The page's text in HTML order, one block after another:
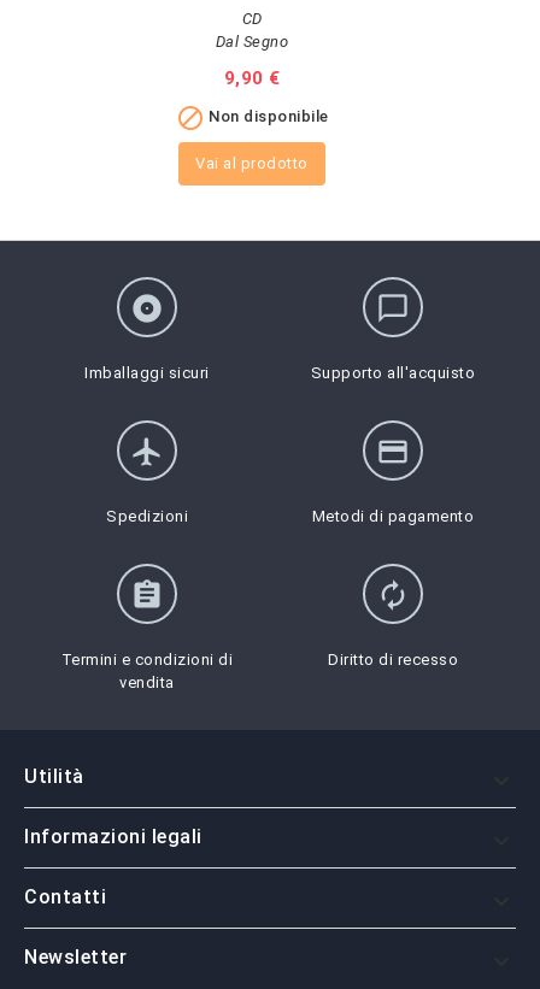
CD
Dal Segno
Prezzo
9,90 €
 Non disponibile
Vai al prodotto
album
Imballaggi sicuri
chat_bubble_outline
Supporto all'acquisto
flight
Spedizioni
credit_card
Metodi di pagamento
assignment
Termini e condizioni di
vendita
autorenew
Diritto di recesso
Utilità
Informazioni legali
Contatti
Newsletter